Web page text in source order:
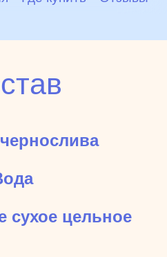
сухое цельное